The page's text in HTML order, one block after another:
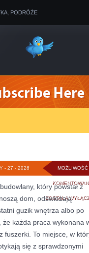
PODRÓŻE
MOŻLIWOŚĆ
ZOSTAŁA
- 27 - 2026
który powstał z
dom, odświeżają
guzik wnętrza albo po
każda praca wykonana
fuszerki. To miejsce, w
się z sprawdzonymi